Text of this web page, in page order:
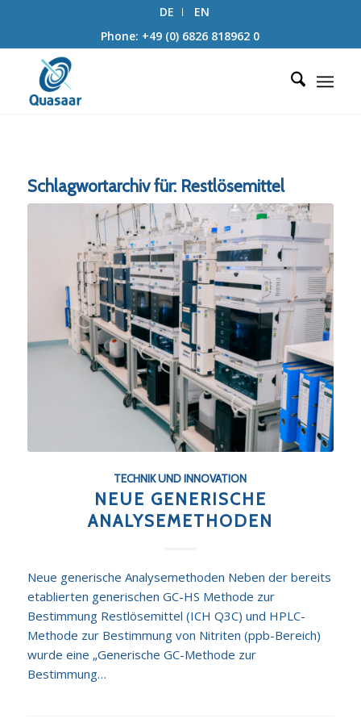
DE
EN
Phone: +49 (0) 6826 818962 0
Schlagwortarchiv für: Restlösemittel
TECHNIK UND INNOVATION
NEUE GENERISCHE
ANALYSEMETHODEN
Neue generische Analysemethoden Neben der bereits
etablierten generischen GC-HS Methode zur
Bestimmung Restlösemittel (ICH Q3C) und HPLC-
Methode zur Bestimmung von Nitriten (ppb-Bereich)
wurde eine „Generische GC-Methode zur
Bestimmung…